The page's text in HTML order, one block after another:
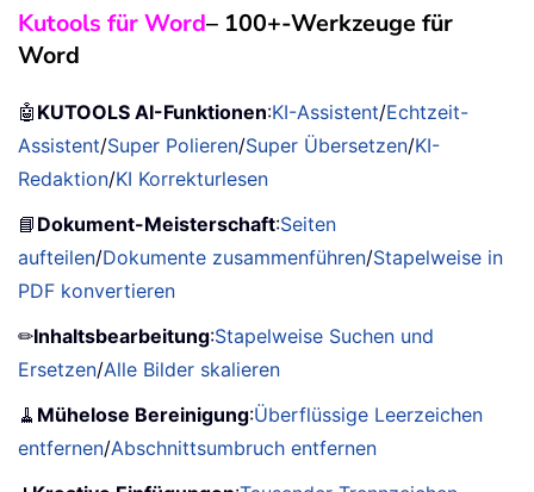
Kutools für Word– 100+-Werkzeuge für
Word
🤖 KUTOOLS AI-Funktionen:KI-Assistent/Echtzeit-
Assistent/Super Polieren/Super Übersetzen/KI-
Redaktion/KI Korrekturlesen
📘 Dokument-Meisterschaft:Seiten
aufteilen/Dokumente zusammenführen/Stapelweise in
PDF konvertieren
✏Inhaltsbearbeitung:Stapelweise Suchen und
Ersetzen/Alle Bilder skalieren
🧹 Mühelose Bereinigung:Überflüssige Leerzeichen
entfernen/Abschnittsumbruch entfernen